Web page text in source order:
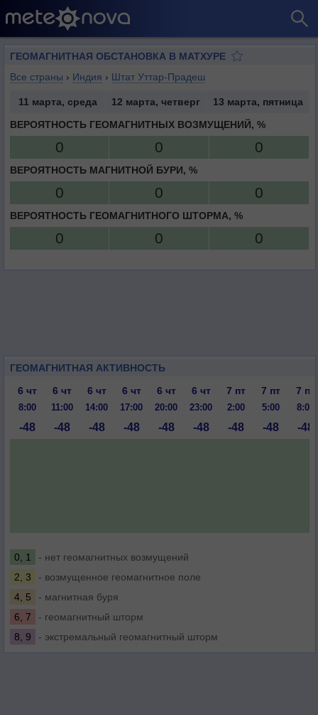
ГЕОМАГНИТНАЯ ОБСТАНОВКА В МАТХУРЕ
Все страны › Индия › Штат Уттар-Прадеш
11 марта, среда 12 марта, четверг
13 марта, пятница
ВЕРОЯТНОСТЬ ГЕОМАГНИТНЫХ ВОЗМУЩЕНИЙ, %
0 0 0
ВЕРОЯТНОСТЬ МАГНИТНОЙ БУРИ, %
0 0 0
ВЕРОЯТНОСТЬ ГЕОМАГНИТНОГО ШТОРМА, %
0 0 0
ГЕОМАГНИТНАЯ АКТИВНОСТЬ
6 чт
6 чт 6 чт 6 чт 6 чт 6 чт 7 пт 7 пт 7 пт
8:00 11:00 14:00 17:00 20:00 23:00 2:00 5:00 8:00
-48 -48 -48 -48 -48 -48 -48 -48 -48
0, 1
- нет геомагнитных возмущений
2, 3
- возмущенное геомагнитное поле
4, 5
- магнитная буря
6, 7
- геомагнитный шторм
8, 9
- экстремальный геомагнитный шторм